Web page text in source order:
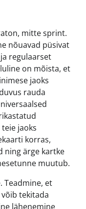
mitte sprint.
nõuavad püsivat
regulaarset
on mõista, et
jaoks
rauda
jaoks
korras,
ning ärge kartke
muutub.
Teadmine, et
tekitada
lähenemine